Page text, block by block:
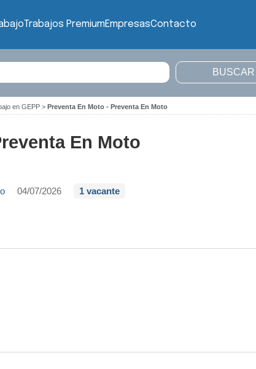
Trabajos PremiumEmpresasContacto
en GEPP > Preventa En Moto - Preventa En Moto
En Moto
04/07/2026 1 vacante